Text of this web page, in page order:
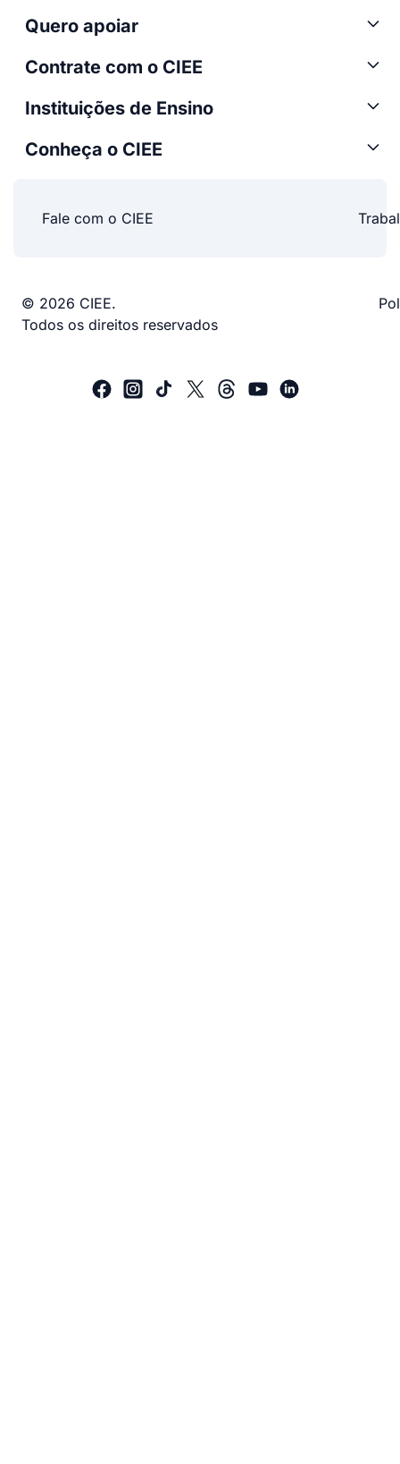
Quero apoiar
Contrate com o CIEE
Instituições de Ensino
Conheça o CIEE
Fale com o CIEE
© 2026 CIEE.
Todos os direitos reservados